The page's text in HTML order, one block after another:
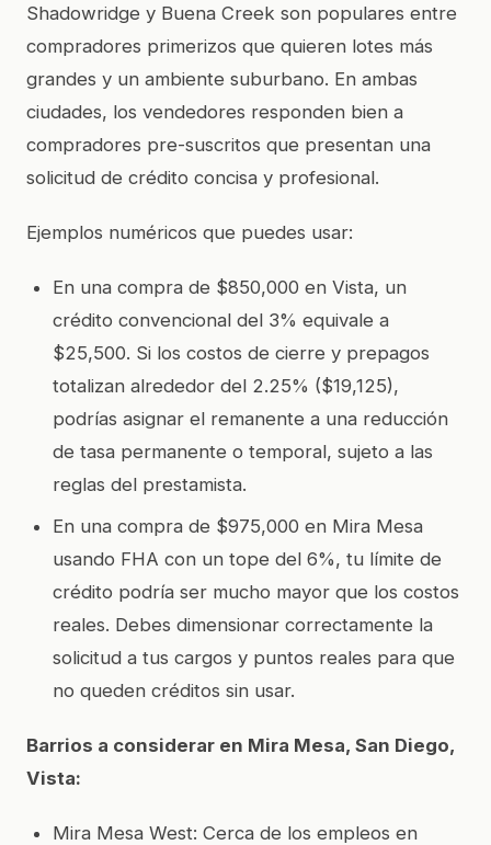
Shadowridge y Buena Creek son populares entre
compradores primerizos que quieren lotes más
grandes y un ambiente suburbano. En ambas
ciudades, los vendedores responden bien a
compradores pre-suscritos que presentan una
solicitud de crédito concisa y profesional.
Ejemplos numéricos que puedes usar:
En una compra de $850,000 en Vista, un
crédito convencional del 3% equivale a
$25,500. Si los costos de cierre y prepagos
totalizan alrededor del 2.25% ($19,125),
podrías asignar el remanente a una reducción
de tasa permanente o temporal, sujeto a las
reglas del prestamista.
En una compra de $975,000 en Mira Mesa
usando FHA con un tope del 6%, tu límite de
crédito podría ser mucho mayor que los costos
reales. Debes dimensionar correctamente la
solicitud a tus cargos y puntos reales para que
no queden créditos sin usar.
Barrios a considerar en Mira Mesa, San Diego,
Vista:
Mira Mesa West: Cerca de los empleos en